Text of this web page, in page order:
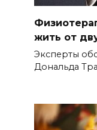
жить от
Эксперты
Дональда